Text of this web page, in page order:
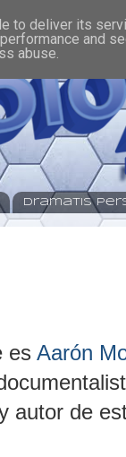
Dramatis
es Aarón
autor de
to deliver its
and
abuse.